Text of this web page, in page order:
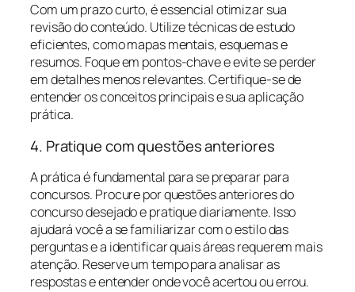
Com um prazo curto, é essencial otimizar sua
revisão do conteúdo. Utilize técnicas de estudo
eficientes, como mapas mentais, esquemas e
resumos. Foque em pontos-chave e evite se perder
em detalhes menos relevantes. Certifique-se de
entender os conceitos principais e sua aplicação
prática.
4. Pratique com questões anteriores
A prática é fundamental para se preparar para
concursos. Procure por questões anteriores do
concurso desejado e pratique diariamente. Isso
ajudará você a se familiarizar com o estilo das
perguntas e a identificar quais áreas requerem mais
atenção. Reserve um tempo para analisar as
respostas e entender onde você acertou ou errou.